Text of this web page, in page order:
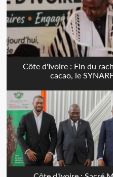
Côte d'Ivoire : Fin du
cacao, le